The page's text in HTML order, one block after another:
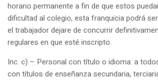
horario permanente a fin de que estos
dificultad al colegio, esta franquicia podrá
el trabajador dejare de concurrir
regulares en que esté inscripto.
Inc. c) – Personal con título o idioma: a
con títulos de enseñanza secundaria,